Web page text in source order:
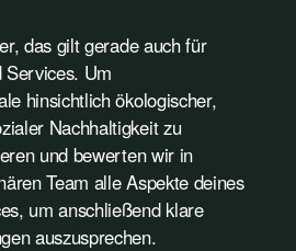
das gilt gerade auch für
Services. Um
hinsichtlich ökologischer,
Nachhaltigkeit zu
und bewerten wir in
Team alle Aspekte deines
um anschließend klare
auszusprechen.